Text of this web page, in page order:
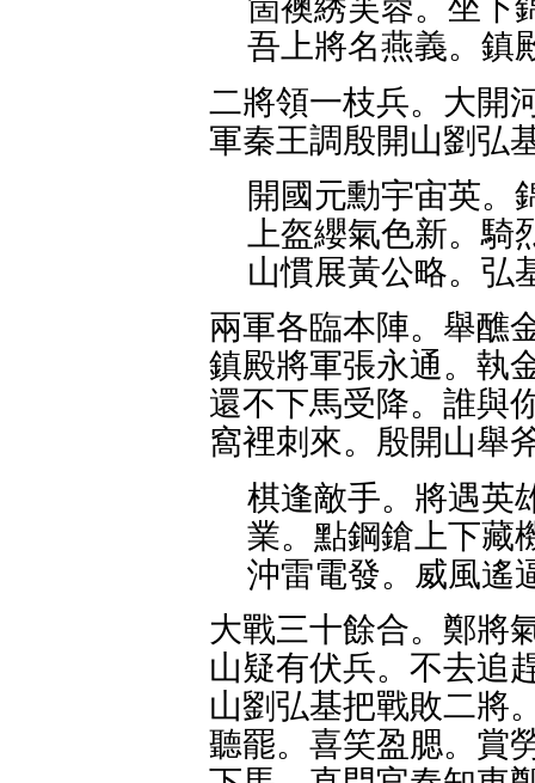
箇襖綉芙蓉。坐下
吾上將名燕義。鎮
二將領一枝兵。大開
軍秦王調殷開山劉弘
開國元勳宇宙英。
上盔纓氣色新。
山慣展黃公略。弘
兩軍各臨本陣。舉醮
鎮殿將軍張永通。執
還不下馬受降。誰與
窩裡刺來。殷開山舉
棋逢敵手。將遇英
業。點鋼鎗上下藏
沖雷電發。威風遙
大戰三十餘合。鄭將
山疑有伏兵。不去追
山劉弘基把戰敗二將
聽罷。喜笑盈腮。賞